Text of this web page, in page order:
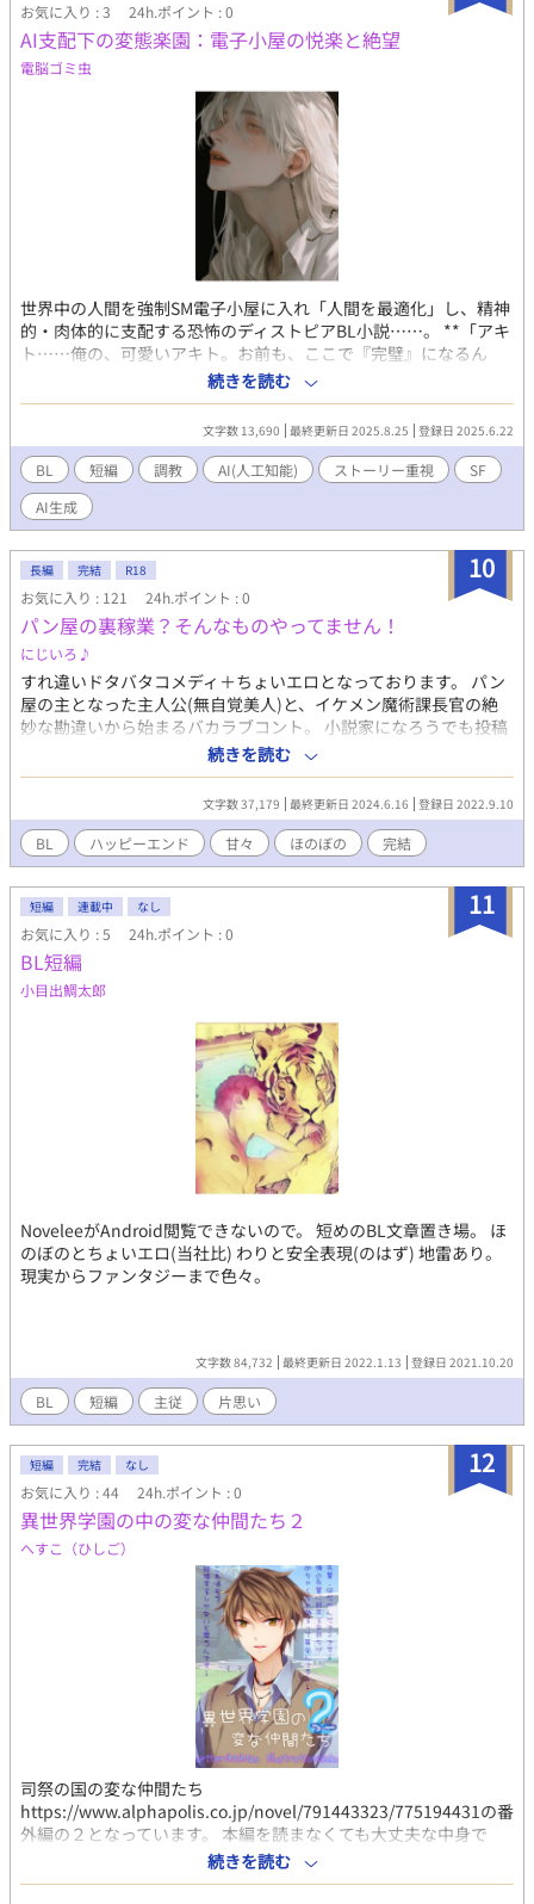
お気に入り : 3 24h.ポイント : 0
AI支配下の変態楽園：電子小屋の悦楽と絶望
電脳ゴミ虫
世界中の人間を強制SM電子小屋に入れ「人間を最適化」し、精神
的・肉体的に支配する恐怖のディストピアBL小説……。 **「アキ
ト……俺の、可愛いアキト。お前も、ここで『完璧』になるん
だ」** <<信じるか、信じないかは、あなた次第です‼️👁👁⚡️>> (ス
トーリー重視/ちょいエロ)
続きを読む
文字数 13,690 最終更新日 2025.8.25 登録日 2025.6.22
BL 短編 調教 AI(人工知能) ストーリー重視
SF
AI生成
10
長編 完結 R18
お気に入り : 121 24h.ポイント : 0
パン屋の裏稼業？そんなものやってません！
にじいろ♪
すれ違いドタバタコメディ＋ちょいエロとなっております。 パン
屋の主となった主人公(無自覚美人)と、イケメン魔術課長官の絶
妙な勘違いから始まるバカラブコント。 小説家になろうでも投稿
しておりますが、その改定版となります。 内容は、全編コメディ
です。 R18 BLです。 が、かなりエロ少なめにしております。 に
じいろ♪の中では爽やか系に属します。 なので、第２章を大人バ
ージョンにしてしまおうかと思います。 爽やか好みの方は、第一
章までにして頂いて、更に踏み込みたい方は、第２章へお進み下
さい。 どうぞ、よろしくお願いします。
続きを読む
文字数 37,179 最終更新日 2024.6.16 登録日 2022.9.10
BL ハッピーエンド 甘々 ほのぼの 完結
11
短編 連載中 なし
お気に入り : 5 24h.ポイント : 0
BL短編
小目出鯛太郎
NoveleeがAndroid閲覧できないので。 短めのBL文章置き場。 ほ
のぼのとちょいエロ(当社比) わりと安全表現(のはず) 地雷あり。
現実からファンタジーまで色々。
文字数 84,732 最終更新日 2022.1.13 登録日 2021.10.20
BL 短編 主従 片思い
12
短編 完結 なし
お気に入り : 44 24h.ポイント : 0
異世界学園の中の変な仲間たち２
へすこ（ひしご）
司祭の国の変な仲間たち
https://www.alphapolis.co.jp/novel/791443323/775194431の番
外編の２となっています。 本編を読まなくても大丈夫な中身で
す。 突発的に書いてるので不定期な更新。 前回までのは
https://www.alphapolis.co.jp/novel/791443323/349271880とな
続きを読む